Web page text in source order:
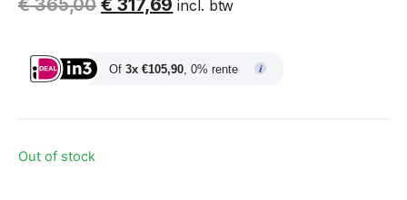
€365,00 € 317,69 incl. btw
Of 3x €105,90, 0% rente
Out of stock